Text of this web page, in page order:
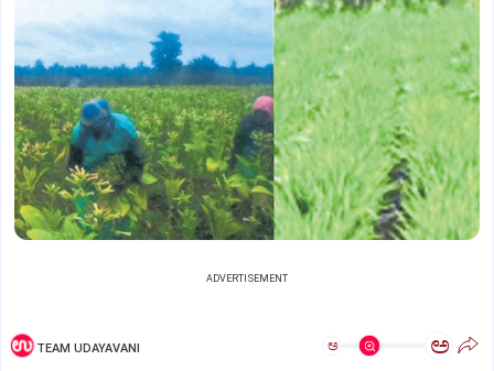
ADVERTISEMENT
TEAM UDAYAVANI ಅ ಅ